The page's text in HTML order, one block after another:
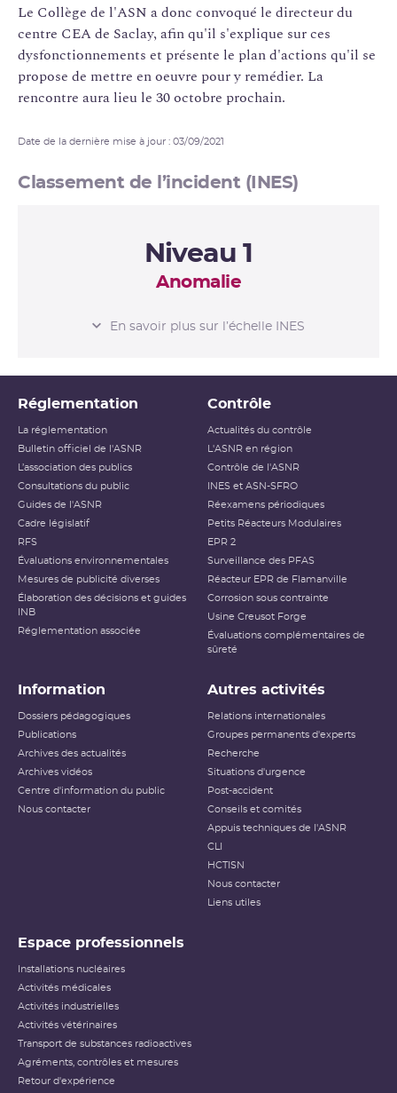
Le Collège de l'ASN a donc convoqué le directeur du
centre CEA de Saclay, afin qu'il s'explique sur ces
dysfonctionnements et présente le plan d'actions qu'il se
propose de mettre en oeuvre pour y remédier. La
rencontre aura lieu le 30 octobre prochain.
Date de la dernière mise à jour : 03/09/2021
Classement de l’incident (INES)
Niveau 1
Anomalie
L’ÉCHELLE INES
Niveau 2
Niveau 3 Incident grave
Accident ayant des conséquences
locales
Niveau 5
Accident grave
Niveau 7 Accident majeur
L’échelle INES (International Nuclear and Radiological
au public l’importance d’un événement vis-à-vis de la
sûreté ou de la radioprotection. Cette échelle est
applicable aux événements survenant sur les INB et aux
événements ayant des conséquences, potentielles ou
réelles, sur la radioprotection du public et des travailleurs.
Elle ne s’applique pas aux événements ayant un impact
habituellement utilisés pour classer les événements
(dose reçue notamment) n’étant pas applicables dans ce
Échelle INES pour le
classement des incidents et
En savoir plus sur l’échelle INES
Réglementation
La réglementation
Bulletin officiel de l'ASNR
L’association des publics
Consultations du public
Guides de l'ASNR
Cadre législatif
RFS
Évaluations environnementales
Mesures de publicité diverses
Élaboration des décisions et guides
INB
Réglementation associée
Contrôle
Actualités du contrôle
L'ASNR en région
Contrôle de l'ASNR
INES et ASN-SFRO
Réexamens périodiques
Petits Réacteurs Modulaires
EPR 2
Surveillance des PFAS
Réacteur EPR de Flamanville
Corrosion sous contrainte
Usine Creusot Forge
Évaluations complémentaires de
sûreté
Information
Dossiers pédagogiques
Publications
Archives des actualités
Archives vidéos
Centre d'information du public
Nous contacter
Autres activités
Relations internationales
Groupes permanents d'experts
Recherche
Situations d'urgence
Post-accident
Conseils et comités
Appuis techniques de l'ASNR
CLI
HCTISN
Nous contacter
Liens utiles
Espace professionnels
Installations nucléaires
Activités médicales
Activités industrielles
Activités vétérinaires
Transport de substances radioactives
Agréments, contrôles et mesures
Retour d'expérience